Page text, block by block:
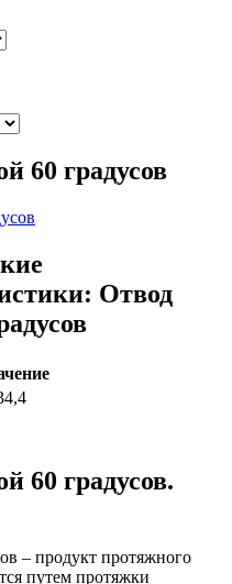
60 градусов
Отвод
60 градусов.
– продукт протяжного
путем протяжки